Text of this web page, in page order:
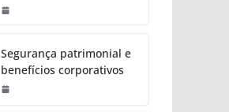
Segurança patrimonial e
benefícios corporativos